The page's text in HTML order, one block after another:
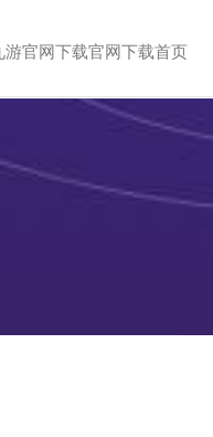
游官网下载官网下载首页